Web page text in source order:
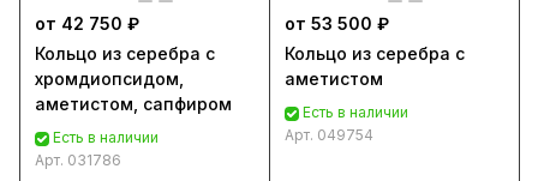
от 42 750 ₽
Кольцо из серебра с
хромдиопсидом,
аметистом, сапфиром
Есть в наличии
Арт. 031786
от 53 500 ₽
Кольцо из серебра с
аметистом
Есть в наличии
Арт. 049754